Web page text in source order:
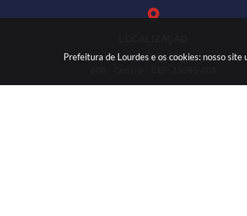
Prefeitura de Lourdes e os cookies: nosso
Rua: José Marques Nogueira, nº